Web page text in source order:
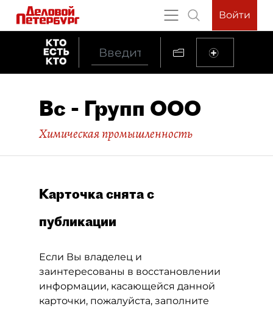
Войти
Вс - Групп ООО
Химическая промышленность
Карточка снята с
публикации
Если Вы владелец и
заинтересованы в восстановлении
информации, касающейся данной
карточки, пожалуйста, заполните